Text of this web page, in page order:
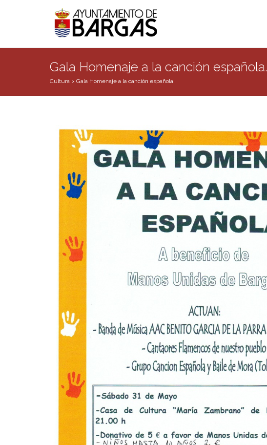
Gala Homenaje a la canción española.
Cultura > Gala Homenaje a la canción española.